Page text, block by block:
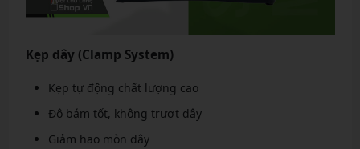
Kẹp dây (Clamp System)
Kẹp tự động chất lượng cao
Độ bám tốt, không trượt dây
Giảm hao mòn dây